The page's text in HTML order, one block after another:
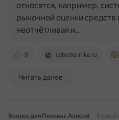
0 cyberleninka.ru
относятся, например,
рыночной оценки средств
неотчётливая и…
Читать далее
Вопрос для Поиска с Алисой
8